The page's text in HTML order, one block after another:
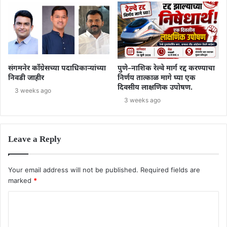
संगमनेर काँग्रेसच्या पदाधिकाऱ्यांच्या
निवडी जाहीर
3 weeks ago
पुणे–नाशिक रेल्वे मार्ग रद्द करण्याचा
निर्णय तात्काळ मागे घ्या एक
दिवसीय लाक्षणिक उपोषण.
3 weeks ago
Leave a Reply
Your email address will not be published. Required fields are
marked *